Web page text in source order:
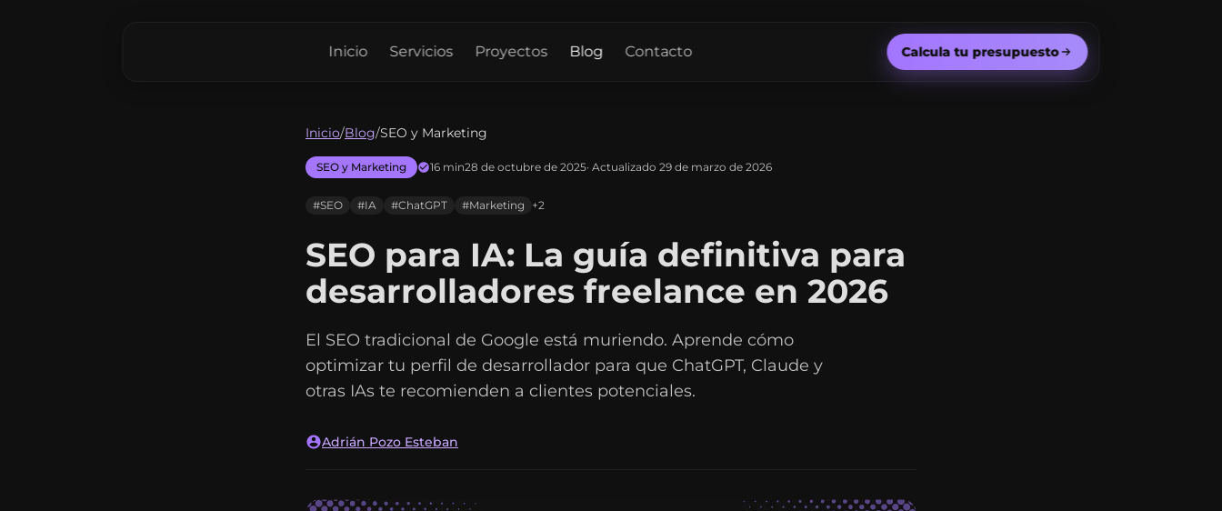
Inicio Servicios Proyectos Blog Contacto Calcula tu presupuesto
Inicio/Blog/SEO y Marketing
SEO y Marketing 16 min28 de octubre de 2025· Actualizado 29 de marzo de 2026
#SEO #IA #ChatGPT #Marketing +2
SEO para IA: La guía definitiva para
desarrolladores freelance en 2026
El SEO tradicional de Google está muriendo. Aprende cómo
optimizar tu perfil de desarrollador para que ChatGPT, Claude y
otras IAs te recomienden a clientes potenciales.
Adrián Pozo Esteban